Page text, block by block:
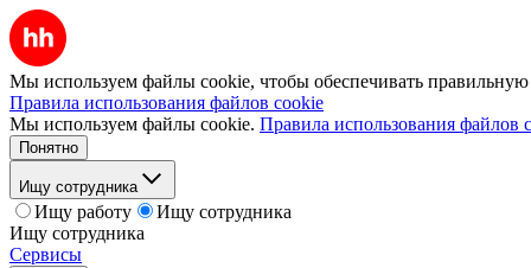
Мы используем файлы cookie, чтобы обеспечивать правильную
Правила использования файлов cookie
Мы используем файлы cookie. Правила использования файлов
Понятно
Ищу сотрудника
Ищу работу
Ищу сотрудника
Ищу сотрудника
Сервисы